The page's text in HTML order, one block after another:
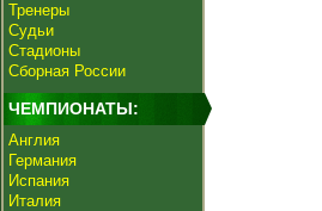
Тренеры
Судьи
Стадионы
Сборная России
ЧЕМПИОНАТЫ:
Англия
Германия
Испания
Италия